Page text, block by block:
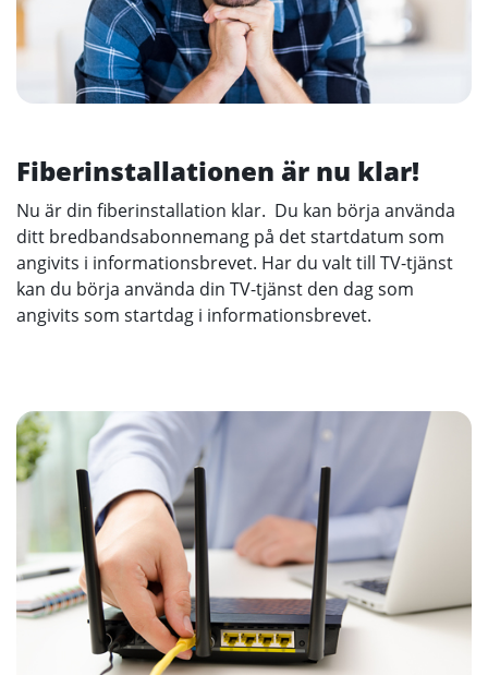
Fiberinstallationen är nu klar!
Nu är din fiberinstallation klar. Du kan börja använda
ditt bredbandsabonnemang på det startdatum som
angivits i informationsbrevet. Har du valt till TV-tjänst
kan du börja använda din TV-tjänst den dag som
angivits som startdag i informationsbrevet.